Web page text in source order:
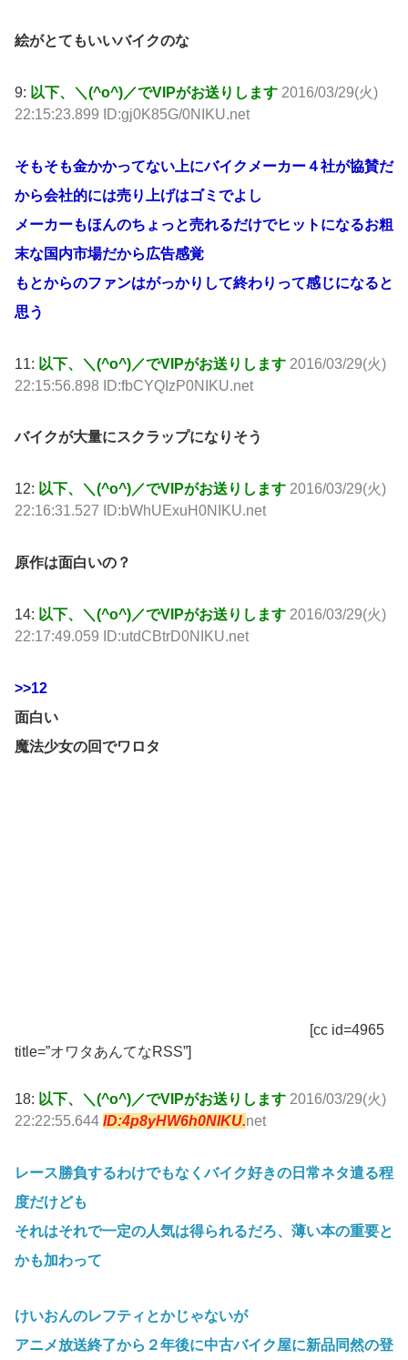
絵がとてもいいバイクのな
9: 以下、＼(^o^)／でVIPがお送りします 2016/03/29(火)
22:15:23.899 ID:gj0K85G/0NIKU.net
そもそも金かかってない上にバイクメーカー４社が協賛だ
から会社的には売り上げはゴミでよし
メーカーもほんのちょっと売れるだけでヒットになるお粗
末な国内市場だから広告感覚
もとからのファンはがっかりして終わりって感じになると
思う
11: 以下、＼(^o^)／でVIPがお送りします 2016/03/29(火)
22:15:56.898 ID:fbCYQIzP0NIKU.net
バイクが大量にスクラップになりそう
12: 以下、＼(^o^)／でVIPがお送りします 2016/03/29(火)
22:16:31.527 ID:bWhUExuH0NIKU.net
原作は面白いの？
14: 以下、＼(^o^)／でVIPがお送りします 2016/03/29(火)
22:17:49.059 ID:utdCBtrD0NIKU.net
>>12
面白い
魔法少女の回でワロタ
[cc id=4965
title=”オワタあんてなRSS”]
18: 以下、＼(^o^)／でVIPがお送りします 2016/03/29(火)
22:22:55.644 ID:4p8yHW6h0NIKU.net
レース勝負するわけでもなくバイク好きの日常ネタ遣る程
度だけども
それはそれで一定の人気は得られるだろ、薄い本の重要と
かも加わって
けいおんのレフティとかじゃないが
アニメ放送終了から２年後に中古バイク屋に新品同然の登